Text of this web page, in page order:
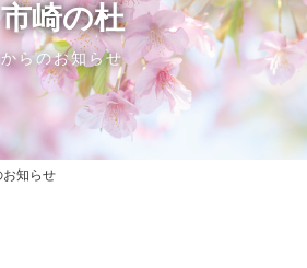
市崎の杜
からのお知らせ